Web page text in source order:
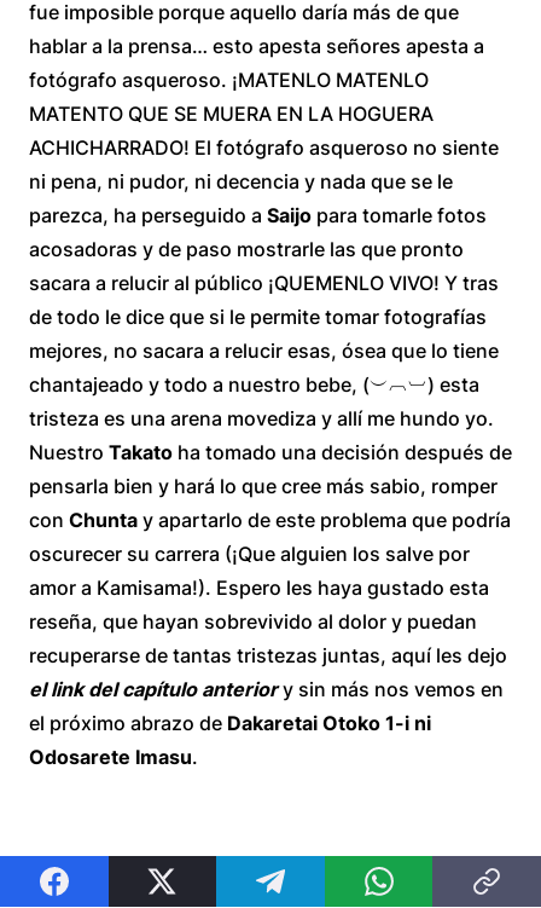
fue imposible porque aquello daría más de que
hablar a la prensa… esto apesta señores apesta a
fotógrafo asqueroso. ¡MATENLO MATENLO
MATENTO QUE SE MUERA EN LA HOGUERA
ACHICHARRADO! El fotógrafo asqueroso no siente
ni pena, ni pudor, ni decencia y nada que se le
parezca, ha perseguido a Saijo para tomarle fotos
acosadoras y de paso mostrarle las que pronto
sacara a relucir al público ¡QUEMENLO VIVO! Y tras
de todo le dice que si le permite tomar fotografías
mejores, no sacara a relucir esas, ósea que lo tiene
chantajeado y todo a nuestro bebe, (︶︹︺) esta
tristeza es una arena movediza y allí me hundo yo.
Nuestro Takato ha tomado una decisión después de
pensarla bien y hará lo que cree más sabio, romper
con Chunta y apartarlo de este problema que podría
oscurecer su carrera (¡Que alguien los salve por
amor a Kamisama!). Espero les haya gustado esta
reseña, que hayan sobrevivido al dolor y puedan
recuperarse de tantas tristezas juntas, aquí les dejo
el link del capítulo anteriory sin más nos vemos en
el próximo abrazo de Dakaretai Otoko 1-i ni
Odosarete Imasu.